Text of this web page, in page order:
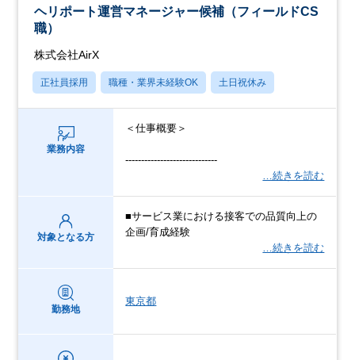
ヘリポート運営マネージャー候補（フィールドCS
職）
株式会社AirX
正社員採用 職種・業界未経験OK 土日祝休み
業務内容
＜仕事概要＞
-----------------------------
…続きを読む
対象となる方
■サービス業における接客での品質向上の
企画/育成経験
…続きを読む
勤務地
東京都